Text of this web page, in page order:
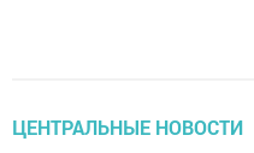
ЦЕНТРАЛЬНЫЕ НОВОСТИ